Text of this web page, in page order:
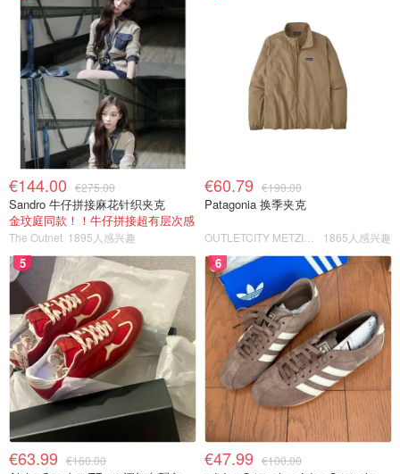
€144.00 €275.00
Sandro 牛仔拼接麻花针织夹克
金玟庭同款！！牛仔拼接超有层次感
The Outnet 1895人感兴趣
€60.79 €190.00
Patagonia 换季夹克
OUTLETCITY METZINGEN 1865人感兴趣
5
€63.99 €160.00
6
€47.99 €100.00